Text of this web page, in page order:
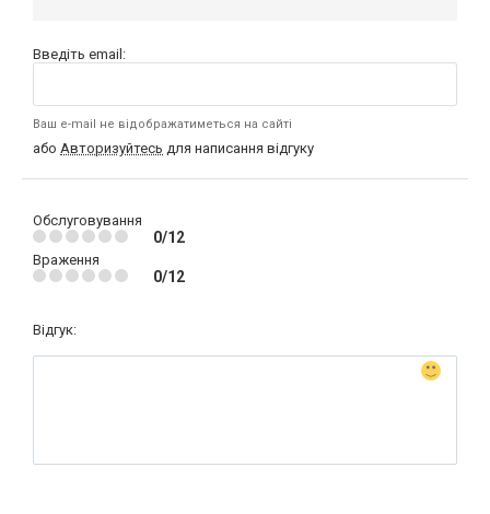
Введіть email:
Ваш e-mail не відображатиметься на сайті
або Авторизуйтесь для написання відгуку
Обслуговування
0/12
Враження
0/12
Відгук: